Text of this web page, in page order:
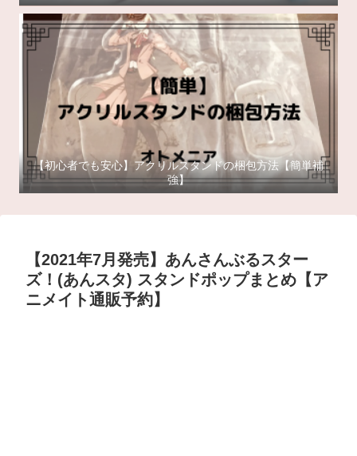
【初心者でも安心】アクリルスタンドの梱包方法【簡単補
強】
【2021年7月発売】あんさんぶるスター
ズ！(あんスタ) スタンドポップまとめ【ア
ニメイト通販予約】